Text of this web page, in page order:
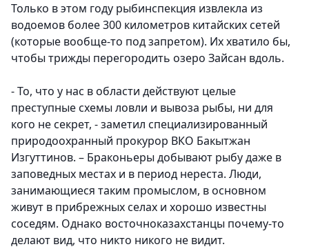
Только в этом году рыбинспекция извлекла из
водоемов более 300 километров китайских сетей
(которые вообще-то под запретом). Их хватило бы,
чтобы трижды перегородить озеро Зайсан вдоль.
- То, что у нас в области действуют целые
преступные схемы ловли и вывоза рыбы, ни для
кого не секрет, - заметил специализированный
природоохранный прокурор ВКО Бакытжан
Изгуттинов. – Браконьеры добывают рыбу даже в
заповедных местах и в период нереста. Люди,
занимающиеся таким промыслом, в основном
живут в прибрежных селах и хорошо известны
соседям. Однако восточноказахстанцы почему-то
делают вид, что никто никого не видит.